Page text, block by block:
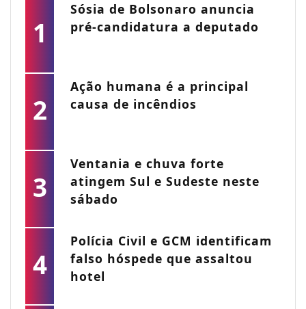
1
Sósia de Bolsonaro anuncia
pré-candidatura a deputado
2
Ação humana é a principal
causa de incêndios
3
Ventania e chuva forte
atingem Sul e Sudeste neste
sábado
4
Polícia Civil e GCM identificam
falso hóspede que assaltou
hotel